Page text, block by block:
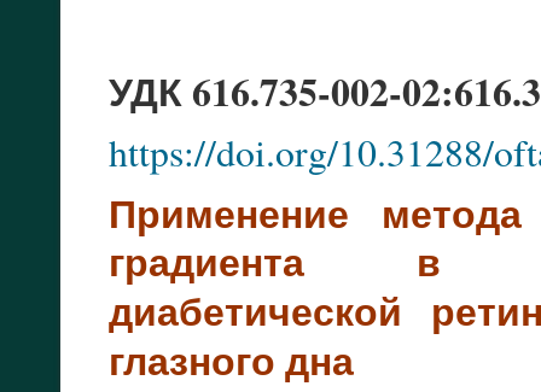
УДК 616.735-002-
https://doi.org/10.31288/
Применение метода
градиента в
диабетической
глазного дна